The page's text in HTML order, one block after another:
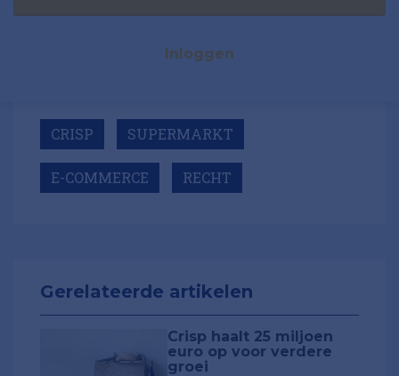
Inloggen
CRISP SUPERMARKT
E-COMMERCE RECHT
Gerelateerde artikelen
Crisp haalt 25 miljoen
euro op voor verdere
groei